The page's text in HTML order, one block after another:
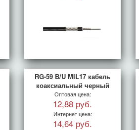
RG-59 B/U MIL17 кабель
коаксиальный черный
Оптовая цена:
12,88 руб.
Интернет цена:
14,64 руб.